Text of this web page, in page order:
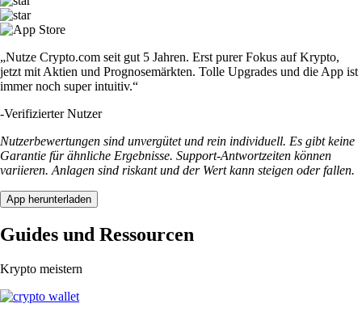
„Nutze Crypto.com seit gut 5 Jahren. Erst purer Fokus auf Krypto,
jetzt mit Aktien und Prognosemärkten. Tolle Upgrades und die App ist
immer noch super intuitiv.“
-Verifizierter Nutzer
Nutzerbewertungen sind unvergütet und rein individuell. Es gibt keine
Garantie für ähnliche Ergebnisse. Support-Antwortzeiten können
variieren. Anlagen sind riskant und der Wert kann steigen oder fallen.
App herunterladen
Guides und Ressourcen
Krypto meistern